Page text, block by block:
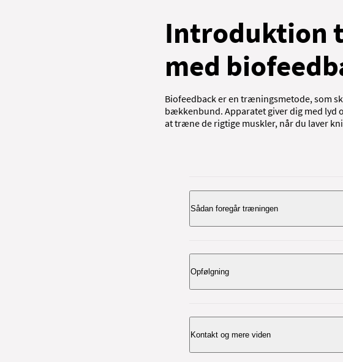
Introduktion
med
Biofeedback er en træningsmetode, som
bækkenbund. Apparatet giver dig med lyd
at træne de rigtige muskler, når du laver
Sådan foregår træningen
Før du går i gang med træningen
Instruktionen tager cirka 45 minutter.
Opfølgning
Du låner apparatet i 6-8 uger, hvor
færdig med træningen.
Kontakt og mere viden